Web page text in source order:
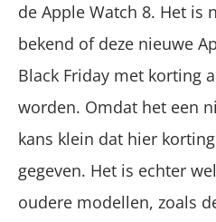
de Apple Watch 8. Het is
bekend of deze nieuwe
Black Friday met korting
worden. Omdat het een
kans klein dat hier
gegeven. Het is echter
oudere modellen, zoals